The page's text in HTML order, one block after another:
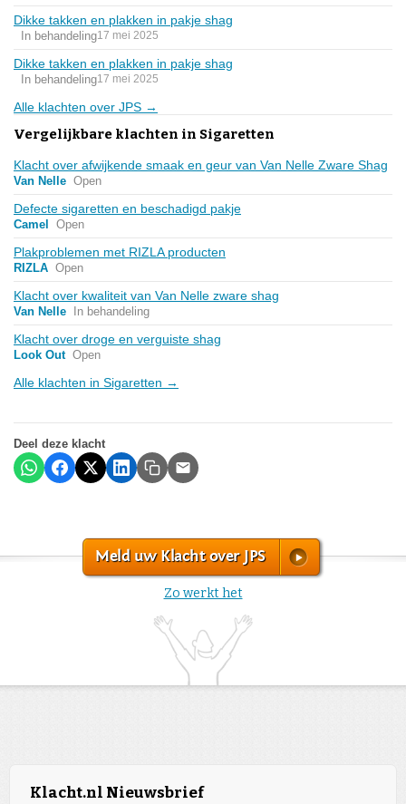
Dikke takken en plakken in pakje shag
In behandeling17 mei 2025
Dikke takken en plakken in pakje shag
In behandeling17 mei 2025
Alle klachten over JPS →
Vergelijkbare klachten in Sigaretten
Klacht over afwijkende smaak en geur van Van Nelle Zware Shag
Van Nelle Open
Defecte sigaretten en beschadigd pakje
Camel Open
Plakproblemen met RIZLA producten
RIZLA Open
Klacht over kwaliteit van Van Nelle zware shag
Van Nelle In behandeling
Klacht over droge en verguiste shag
Look Out Open
Alle klachten in Sigaretten →
Deel deze klacht
Meld uw Klacht over JPS
Zo werkt het
Klacht.nl Nieuwsbrief